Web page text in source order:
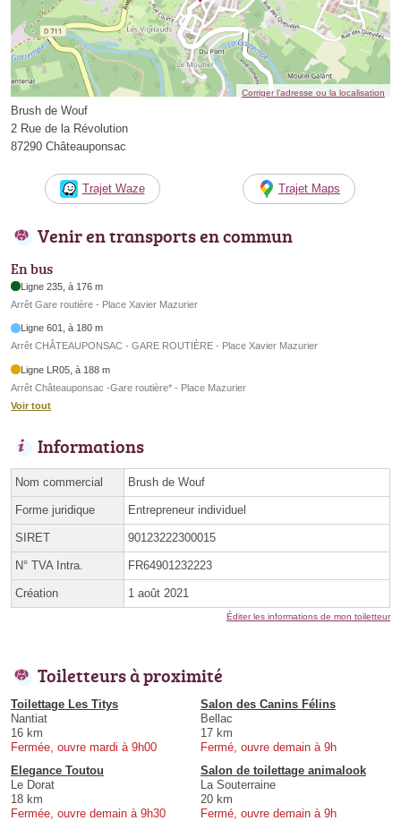
Corriger l’adresse ou la localisation
Brush de Wouf
2 Rue de la Révolution
87290 Châteauponsac
Trajet Waze Trajet Maps
Venir en transports en commun
En bus
Ligne 235, à 176 m
Arrêt Gare routière - Place Xavier Mazurier
Ligne 601, à 180 m
Arrêt CHÂTEAUPONSAC - GARE ROUTIÈRE - Place Xavier Mazurier
Ligne LR05, à 188 m
Arrêt Châteauponsac -Gare routière* - Place Mazurier
Voir tout
Informations
Nom commercial Brush de Wouf
Forme juridique Entrepreneur individuel
SIRET 90123222300015
N° TVA Intra. FR64901232223
Création 1 août 2021
Éditer les informations de mon toiletteur
Toiletteurs à proximité
Toilettage Les Titys
Nantiat
16 km
Fermée, ouvre mardi à 9h00
Salon des Canins Félins
Bellac
17 km
Fermé, ouvre demain à 9h
Elegance Toutou
Le Dorat
18 km
Fermée, ouvre demain à 9h30
Salon de toilettage animalook
La Souterraine
20 km
Fermé, ouvre demain à 9h